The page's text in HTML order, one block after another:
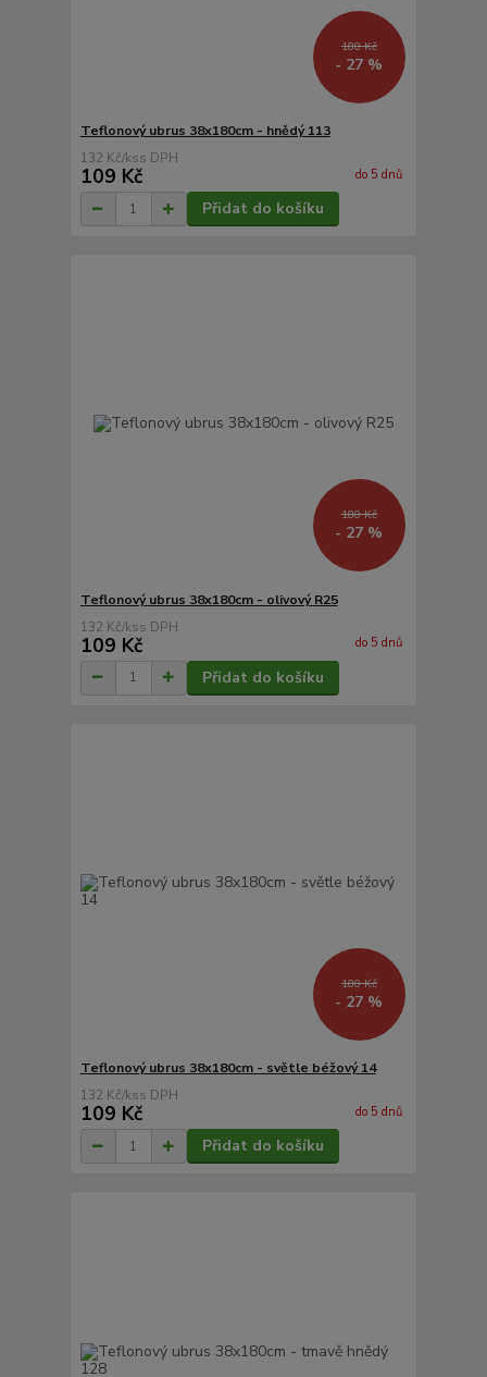
180 Kč
- 27 %
Teflonový ubrus 38x180cm - hnědý 113
132 Kč/ks
109 Kč do 5 dnů
Přidat do košíku
180 Kč
- 27 %
Teflonový ubrus 38x180cm - olivový R25
132 Kč/ks
109 Kč do 5 dnů
Přidat do košíku
180 Kč
- 27 %
Teflonový ubrus 38x180cm - světle béžový 14
132 Kč/ks
109 Kč do 5 dnů
Přidat do košíku